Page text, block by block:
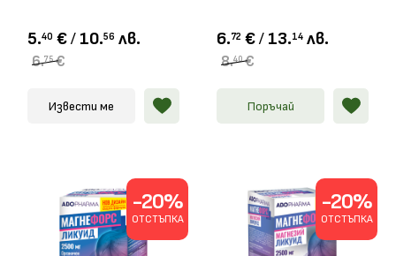
5.40 €/ 10.56 лв.
6.75 €
Извести ме
6.72 €/ 13.14 лв.
8.40 €
Поръчай
-20%
ОТСТЪПКА
-20%
ОТСТЪПКА